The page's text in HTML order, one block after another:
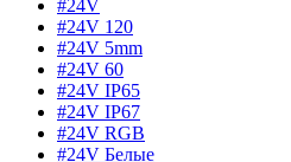
#24V
#24V 120
#24V 5mm
#24V 60
#24V IP65
#24V IP67
#24V RGB
#24V Белые